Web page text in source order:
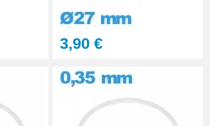
3,90 €